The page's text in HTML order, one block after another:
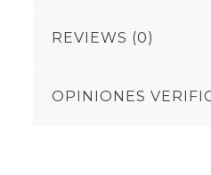
REVIEWS (0)
OPINIONES